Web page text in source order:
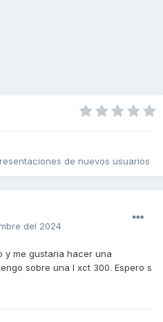
de nuevos usuarios
del 2024
y me gustaria hacer una
sobre una l xct 300. Espero s